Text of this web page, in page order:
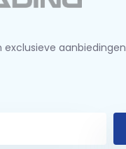
exclusieve aanbiedingen